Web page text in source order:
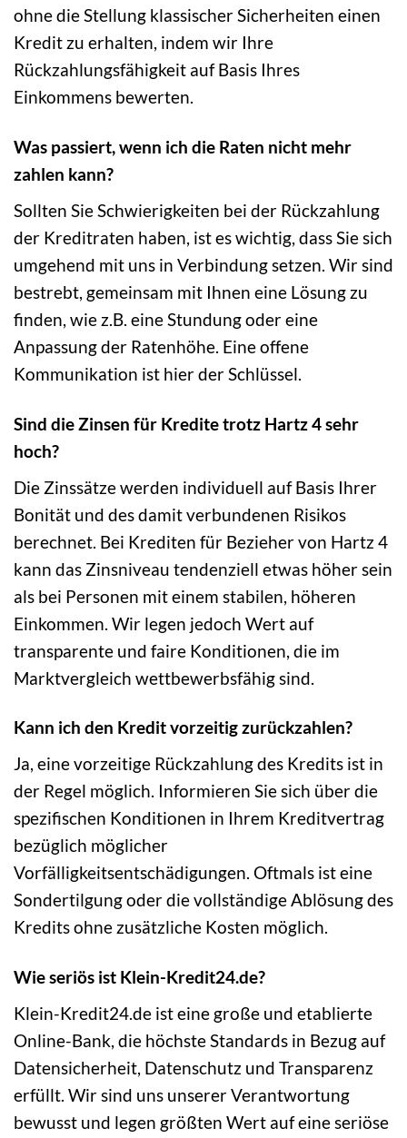
ohne die Stellung klassischer Sicherheiten einen
Kredit zu erhalten, indem wir Ihre
Rückzahlungsfähigkeit auf Basis Ihres
Einkommens bewerten.
Was passiert, wenn ich die Raten nicht mehr
zahlen kann?
Sollten Sie Schwierigkeiten bei der Rückzahlung
der Kreditraten haben, ist es wichtig, dass Sie sich
umgehend mit uns in Verbindung setzen. Wir sind
bestrebt, gemeinsam mit Ihnen eine Lösung zu
finden, wie z.B. eine Stundung oder eine
Anpassung der Ratenhöhe. Eine offene
Kommunikation ist hier der Schlüssel.
Sind die Zinsen für Kredite trotz Hartz 4 sehr
hoch?
Die Zinssätze werden individuell auf Basis Ihrer
Bonität und des damit verbundenen Risikos
berechnet. Bei Krediten für Bezieher von Hartz 4
kann das Zinsniveau tendenziell etwas höher sein
als bei Personen mit einem stabilen, höheren
Einkommen. Wir legen jedoch Wert auf
transparente und faire Konditionen, die im
Marktvergleich wettbewerbsfähig sind.
Kann ich den Kredit vorzeitig zurückzahlen?
Ja, eine vorzeitige Rückzahlung des Kredits ist in
der Regel möglich. Informieren Sie sich über die
spezifischen Konditionen in Ihrem Kreditvertrag
bezüglich möglicher
Vorfälligkeitsentschädigungen. Oftmals ist eine
Sondertilgung oder die vollständige Ablösung des
Kredits ohne zusätzliche Kosten möglich.
Wie seriös ist Klein-Kredit24.de?
Klein-Kredit24.de ist eine große und etablierte
Online-Bank, die höchste Standards in Bezug auf
Datensicherheit, Datenschutz und Transparenz
erfüllt. Wir sind uns unserer Verantwortung
bewusst und legen größten Wert auf eine seriöse